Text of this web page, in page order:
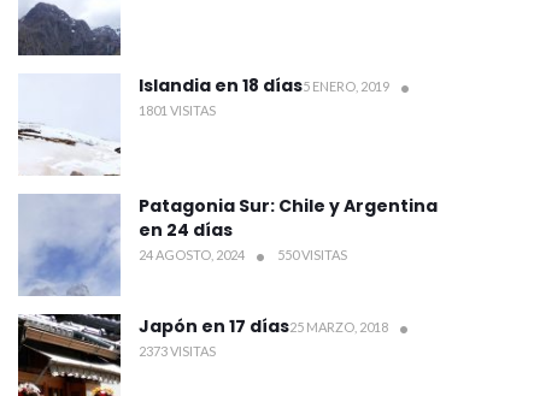
Islandia en 18 días5 ENERO, 2019
1801 VISITAS
Patagonia Sur: Chile y Argentina
en 24 días
24 AGOSTO, 2024 550 VISITAS
Japón en 17 días25 MARZO, 2018
2373 VISITAS